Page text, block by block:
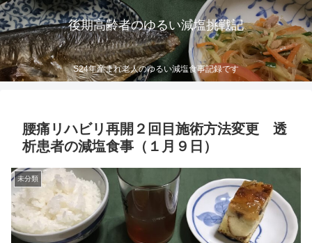
後期高齢者のゆるい減塩挑戦記
S24年産まれ老人のゆるい減塩食事記録です
腰痛リハビリ再開２回目施術方法変更 透
析患者の減塩食事（１月９日）
未分類